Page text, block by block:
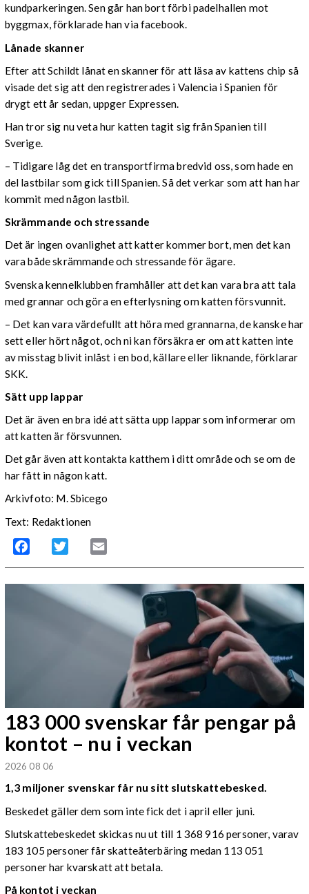
kundparkeringen. Sen går han bort förbi padelhallen mot
byggmax, förklarade han via facebook.
Lånade skanner
Efter att Schildt lånat en skanner för att läsa av kattens chip så
visade det sig att den registrerades i Valencia i Spanien för
drygt ett år sedan, uppger Expressen.
Han tror sig nu veta hur katten tagit sig från Spanien till
Sverige.
– Tidigare låg det en transportfirma bredvid oss, som hade en
del lastbilar som gick till Spanien. Så det verkar som att han har
kommit med någon lastbil.
Skrämmande och stressande
Det är ingen ovanlighet att katter kommer bort, men det kan
vara både skrämmande och stressande för ägare.
Svenska kennelklubben framhåller att det kan vara bra att tala
med grannar och göra en efterlysning om katten försvunnit.
– Det kan vara värdefullt att höra med grannarna, de kanske har
sett eller hört något, och ni kan försäkra er om att katten inte
av misstag blivit inlåst i en bod, källare eller liknande, förklarar
SKK.
Sätt upp lappar
Det är även en bra idé att sätta upp lappar som informerar om
att katten är försvunnen.
Det går även att kontakta katthem i ditt område och se om de
har fått in någon katt.
Arkivfoto: M. Sbicego
Text: Redaktionen
Facebook Twitter
183 000 svenskar får pengar på
kontot – nu i veckan
2026 08 06
1,3 miljoner svenskar får nu sitt slutskattebesked.
Beskedet gäller dem som inte fick det i april eller juni.
Slutskattebeskedet skickas nu ut till 1 368 916 personer, varav
183 105 personer får skatteåterbäring medan 113 051
personer har kvarskatt att betala.
På kontot i veckan